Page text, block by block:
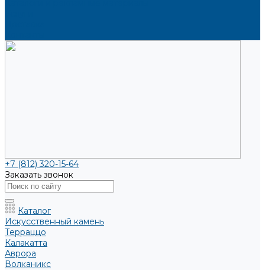
+7 (812) 320-15-64
Заказать звонок
Каталог
Искусственный камень
Терраццо
Калакатта
Аврора
Волканикс